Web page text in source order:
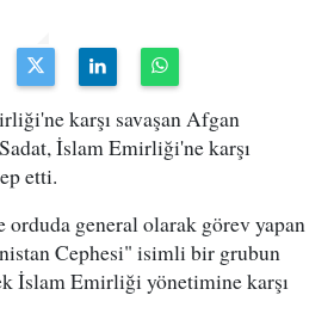
karşı savaşan Afgan
İslam Emirliği'ne karşı
etti.
general olarak görev yapan
Cephesi" isimli bir grubun
İslam Emirliği yönetimine karşı